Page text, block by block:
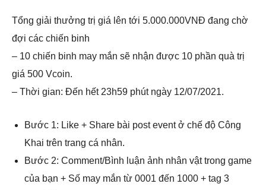
Tổng giải thưởng trị giá lên tới 5.000.000VNĐ đang chờ
đợi các chiến binh
– 10 chiến binh may mắn sẽ nhận được 10 phần quà trị
giá 500 Vcoin.
– Thời gian: Đến hết 23h59 phút ngày 12/07/2021.
Bước 1: Like + Share bài post event ở chế độ Công
Khai trên trang cá nhân.
Bước 2: Comment/Bình luận ảnh nhân vật trong game
của bạn + Số may mắn từ 0001 đến 1000 + tag 3